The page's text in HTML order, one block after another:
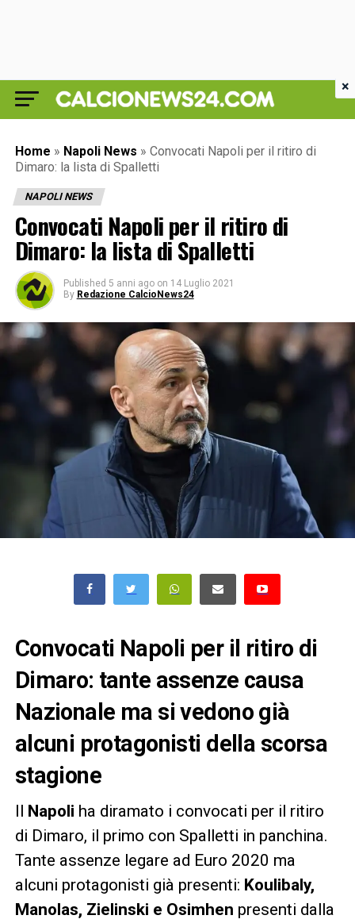
Home » Napoli News » Convocati Napoli per il ritiro di
Dimaro: la lista di Spalletti
NAPOLI NEWS
Convocati Napoli per il ritiro di
Dimaro: la lista di Spalletti
Published 5 anni ago on 14 Luglio 2021
By Redazione CalcioNews24
Convocati Napoli per il ritiro di
Dimaro: tante assenze causa
Nazionale ma si vedono già
alcuni protagonisti della scorsa
stagione
Il Napoli ha diramato i convocati per il ritiro
di Dimaro, il primo con Spalletti in panchina.
Tante assenze legare ad Euro 2020 ma
alcuni protagonisti già presenti: Koulibaly,
Manolas, Zielinski e Osimhen presenti dalla
×